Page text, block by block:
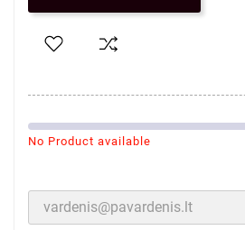
No Product available